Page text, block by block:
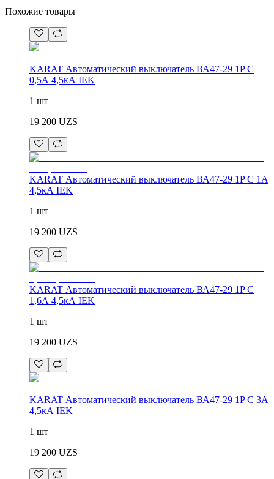
Похожие товары
KARAT Автоматический выключатель ВА47-29 1P C
0,5А 4,5кА IEK
1 шт
19 200 UZS
KARAT Автоматический выключатель ВА47-29 1P C 1А
4,5кА IEK
1 шт
19 200 UZS
KARAT Автоматический выключатель ВА47-29 1P C
1,6А 4,5кА IEK
1 шт
19 200 UZS
KARAT Автоматический выключатель ВА47-29 1P C 3А
4,5кА IEK
1 шт
19 200 UZS